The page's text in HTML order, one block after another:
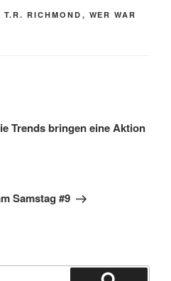
T.R. RICHMOND , WER WAR
Trends bringen eine Aktion
Samstag #9